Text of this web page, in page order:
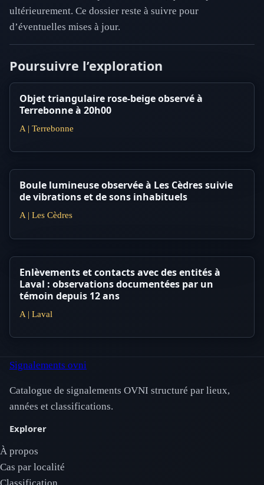
ultérieurement. Ce dossier reste à suivre pour
d’éventuelles mises à jour.
Poursuivre l’exploration
Objet triangulaire rose-beige observé à
Terrebonne à 20h00
A | Terrebonne
Boule lumineuse observée à Les Cèdres suivie
de vibrations et de sons inhabituels
A | Les Cèdres
Enlèvements et contacts avec des entités à
Laval : observations documentées par un
témoin depuis 12 ans
A | Laval
Signalements ovni
Catalogue de signalements OVNI structuré par lieux,
années et classifications.
Explorer
À propos
Cas par localité